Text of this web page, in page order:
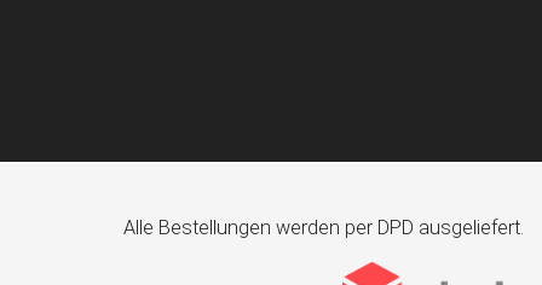
Alle Bestellungen werden per DPD ausgeliefert.